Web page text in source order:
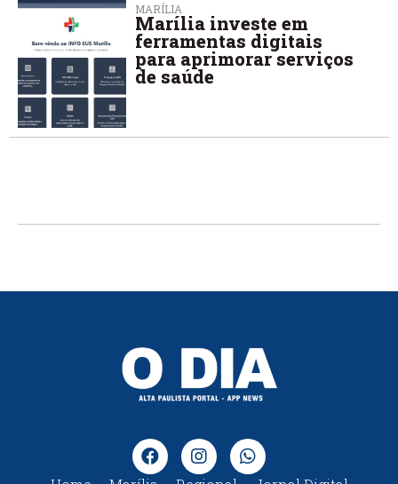
MARÍLIA
Marília investe em
ferramentas digitais
para aprimorar serviços
de saúde